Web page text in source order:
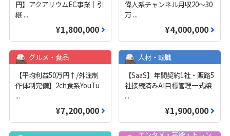
円】アクアリウムEC事業｜引
継 ...
¥1,800,000
偉人系チャンネル月収20～30
万 ...
¥4,000,000
グルメ・食品
【平均利益50万円↑/外注制
作体制完備】2ch食系YouTu
...
¥7,200,000
人材・転職
【SaaS】年間契約1社・販路5
社接続済みAI目標管理一式譲
...
¥1,900,000